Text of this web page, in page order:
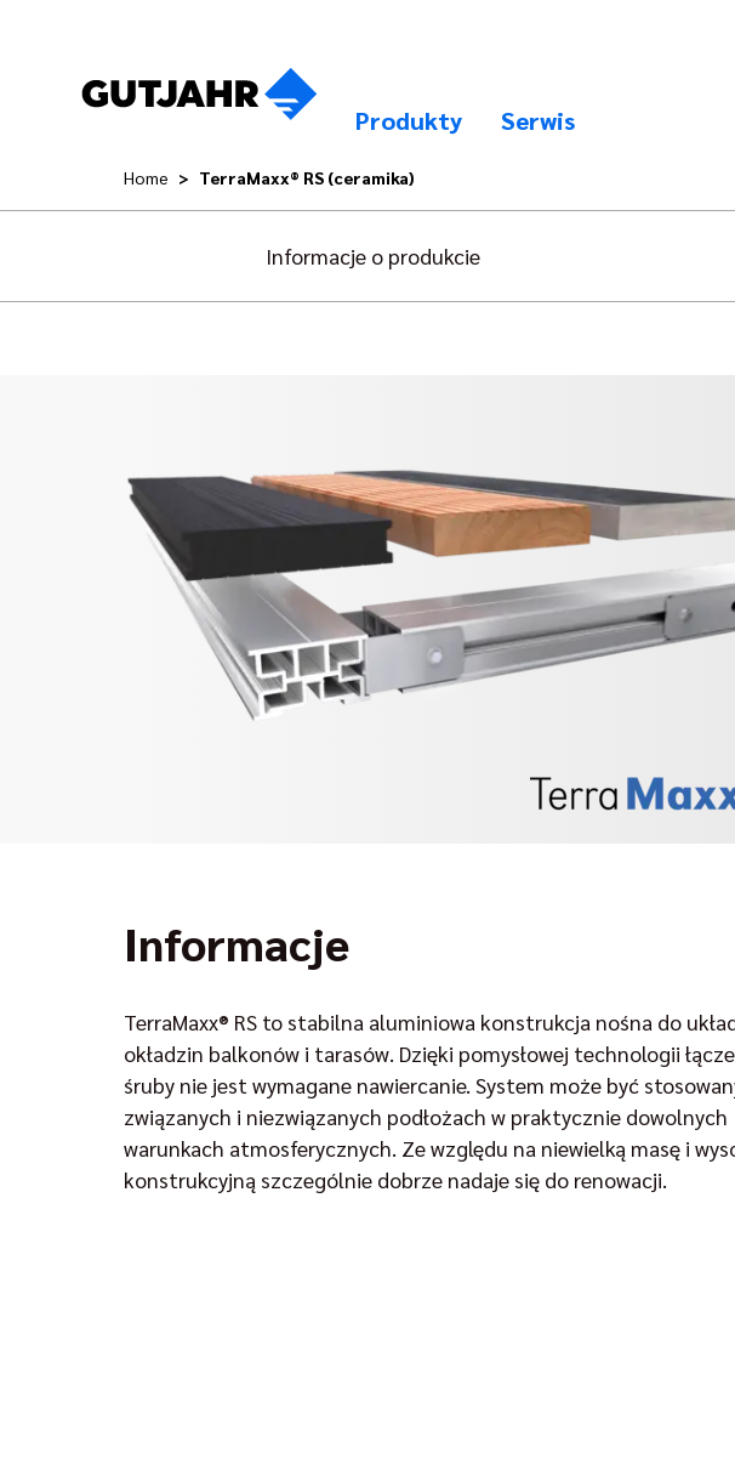
Produkty Serwis
Home TerraMaxx® RS (ceramika)
Informacje o produkcie
Informacje
TerraMaxx® RS to stabilna aluminiowa konstrukcja nośna do
okładzin balkonów i tarasów. Dzięki pomysłowej technologii
śruby nie jest wymagane nawiercanie. System może być
związanych i niezwiązanych podłożach w praktycznie dowolnych
warunkach atmosferycznych. Ze względu na niewielką masę i
konstrukcyjną szczególnie dobrze nadaje się do renowacji.